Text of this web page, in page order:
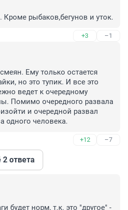
рыбаков,бегунов и уток.
+3 –1
Ему только остается
но это тупик. И все это
ведет к очередному
Помимо очередного развала
и очередной развал
одного человека.
+12 –7
ответа
будет норм, т.к. это "другое" -